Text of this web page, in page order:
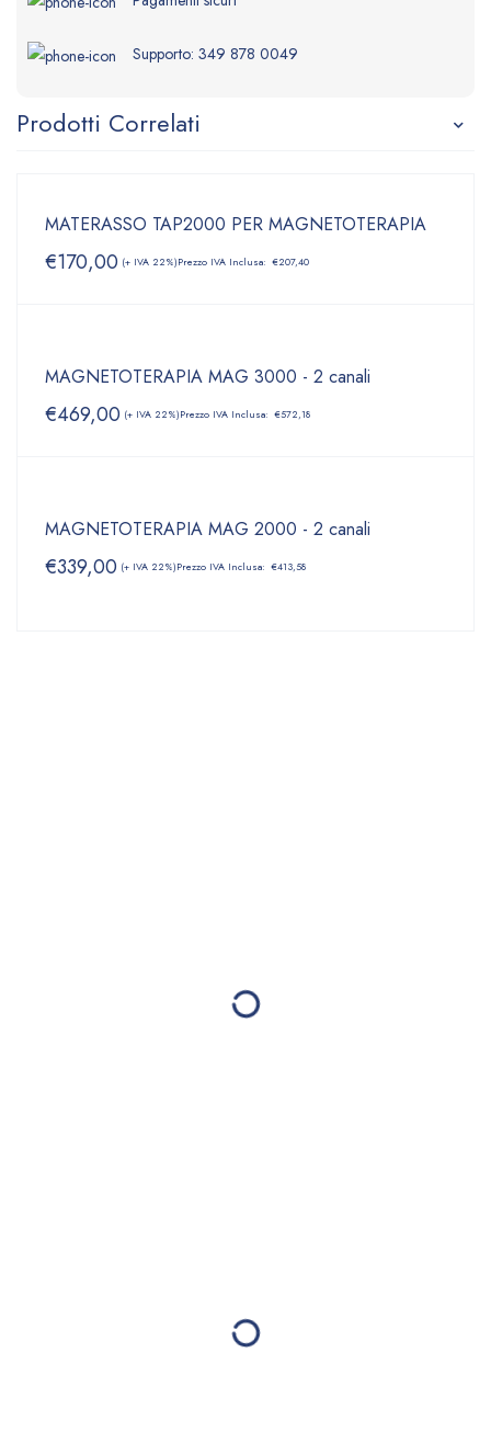
Supporto: 349 878 0049
Prodotti Correlati
MATERASSO TAP2000 PER MAGNETOTERAPIA
€170,00 (+ IVA 22%)Prezzo IVA Inclusa: €207,40
MAGNETOTERAPIA MAG 3000 - 2 canali
€469,00 (+ IVA 22%)Prezzo IVA Inclusa: €572,18
MAGNETOTERAPIA MAG 2000 - 2 canali
€339,00 (+ IVA 22%)Prezzo IVA Inclusa: €413,58